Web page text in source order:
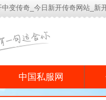
变传奇_今日新开传奇网站_新
中国私服网